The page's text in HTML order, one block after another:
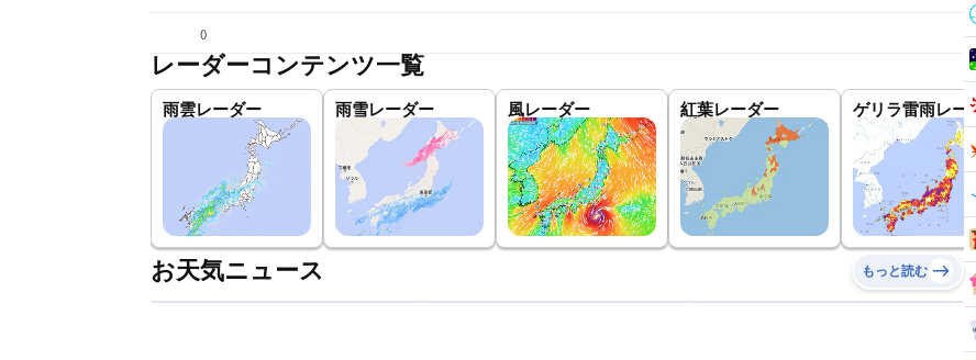
()
レーダーコンテンツ一覧
雨雲レーダー 雨雪レーダー 風レーダー 紅葉レーダー ゲリラ雷雨レー
お天気ニュース もっと読む